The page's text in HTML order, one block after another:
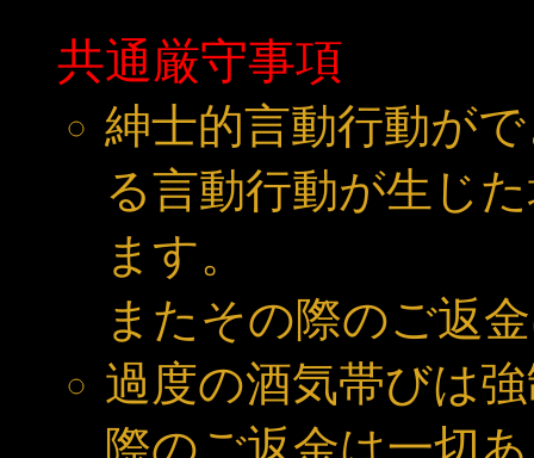
共通厳守事項
紳士的言動行動が
る言動行動が生じ
ます。
またその際のご返
過度の酒気帯びは